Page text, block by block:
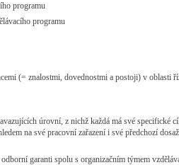
programu
programu
(= znalostmi, dovednostmi a postoji) v oblasti
úrovní, z nichž každá má své specifické
na své pracovní zařazení i své předchozí
garanti spolu s organizačním týmem